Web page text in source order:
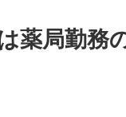
薬局勤務